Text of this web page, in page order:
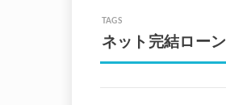
ネット完結ローン